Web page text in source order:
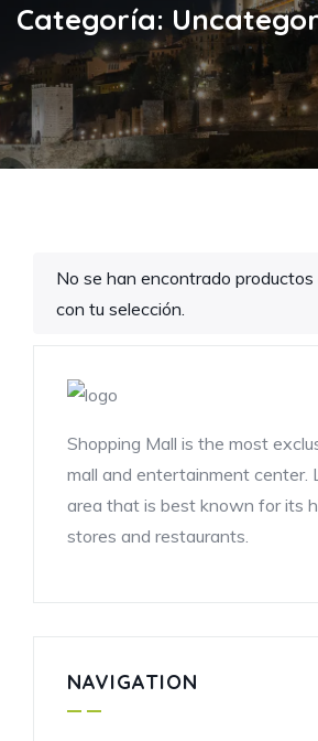
Categoría:
No se han encontrado productos
con tu selección.
Shopping Mall is the most
mall and entertainment center.
area that is best known for its
stores and restaurants.
NAVIGATION